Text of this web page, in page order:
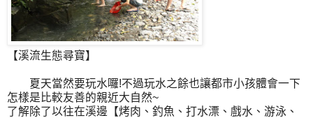
【溪流生態尋寶】
夏天當然要玩水囉!不過玩水之餘也讓都市小孩體會一下
怎樣是比較友善的親近大自然~
了解除了以往在溪邊【烤肉、釣魚、打水漂、戲水、游泳、